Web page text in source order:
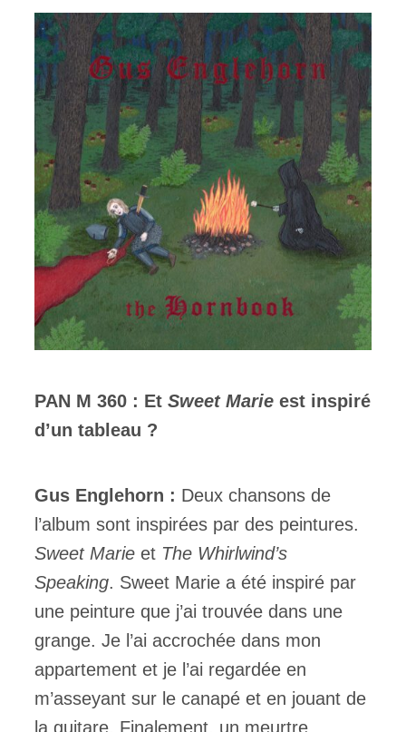
PAN M 360 : Et Sweet Marie est inspiré
d’un tableau ?
Gus Englehorn : Deux chansons de
l’album sont inspirées par des peintures.
Sweet Marie et The Whirlwind’s
Speaking. Sweet Marie a été inspiré par
une peinture que j’ai trouvée dans une
grange. Je l’ai accrochée dans mon
appartement et je l’ai regardée en
m’asseyant sur le canapé et en jouant de
la guitare. Finalement, un meurtre